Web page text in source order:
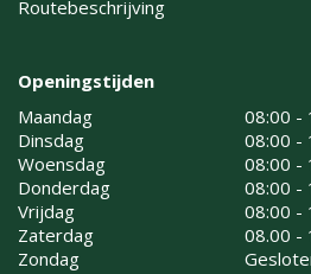
Routebeschrijving
Openingstijden
Maandag
08:00 -
Dinsdag
08:00 -
Woensdag
08:00 -
Donderdag
08:00 -
Vrijdag
08:00 -
Zaterdag
08.00 -
Zondag